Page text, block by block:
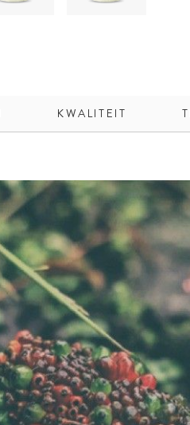
KWALITEIT